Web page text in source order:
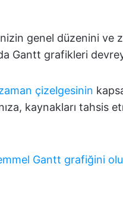
genel düzenini ve
Gantt grafikleri
çizelgesinin
kaynakları tahsis
Gantt grafiğini